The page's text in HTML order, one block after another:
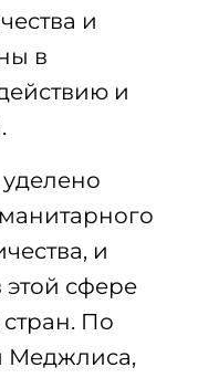
и
в
и
и
этой сфере
По
Меджлиса,